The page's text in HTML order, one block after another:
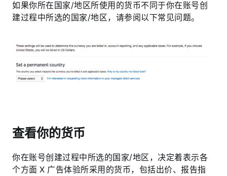
如果你所在国家/地区所使用的货币不同于你在账号创
建过程中所选的国家/地区，请参阅以下常见问题。
查看你的货币
你在账号创建过程中所选的国家/地区，决定着表示各
个方面 X 广告体验所采用的货币，包括出价、报告指